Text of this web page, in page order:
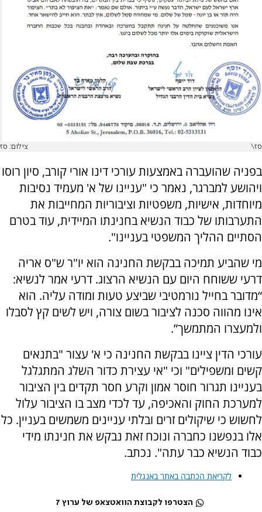
סז\ צילום: סז
בפניה שהועברה באמצעות עורכי דינו אורי קורב, סיון רוסו
ויהושע למברגר, נאמר כי "עניינו של א' מעמיד נסיבות
מיוחדות, אישיות, משפטיות וציבוריות המחייבות את
התערבותו של כבוד הנשיא בחנינתו המיידית, עוד בטרם
הסתיים ההליך המשפטי בעניינו".
מי שהביע תמיכה בבקשת החנינה הוא יו"ר ש"ס אריה
דרעי ששוחח היום עם הנשיא הרצוג. דרעי אמר לנשיא:
“מדובר בחייל נורמטיבי שביצע טעות ומודה עליה. הוא
אינו מהווה סכנה לציבור בשום צורה, ויש לשים קץ לסבלו
ולמעצרו המתמשך”.
עורכי הדין ציינו בבקשת החנינה כי א' עצור "בתנאים
קשים ומשפילים" וכי "אי עצירת כדור השלג המתגלגל
בעניינו תגרור חוסר אמון וקרע חסר תקדים בין הציבור
למערכת החוק והאכיפה, עד לכדי מצב בו הציבור עלול
לחשוש כי שיקולים זרים ובלתי עניינים משמשים בעניין. כל
אלו בנפשנו כחברה ונוכח זאת נבקש את חנינתו מידי
כבוד הנשיא כבר עתה". נכתב.
לקריאת הכתבה באתר באנגלית
הצטרפו לקבוצת הוואטצאפ של ערוץ 7